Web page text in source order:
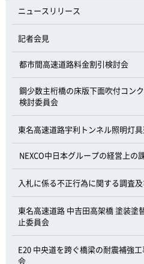
ニュースリリース
記者会見
都市間高速道路料金割引検討会
鋼少数主桁橋の床版下面吹付コン
検討委員会
東名高速道路宇利トンネル照明灯
NEXCO中日本グループの経営上の
入札に係る不正行為に関する調査
東名高速道路 中吉田高架橋 塗装塗
止委員会
E20 中央道を跨ぐ橋梁の耐震補強
会